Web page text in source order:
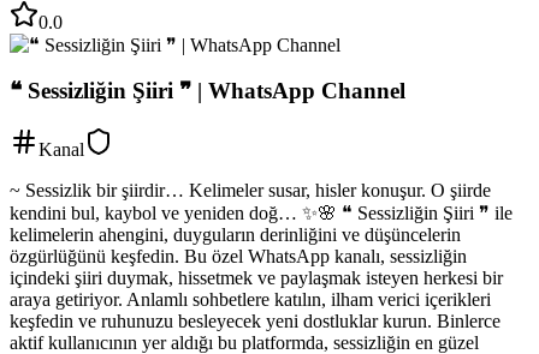
0.0
❝ Sessizliğin Şiiri ❞ | WhatsApp Channel
Kanal
~ Sessizlik bir şiirdir… Kelimeler susar, hisler konuşur. O şiirde
kendini bul, kaybol ve yeniden doğ… ✨️🌸 ❝ Sessizliğin Şiiri ❞ ile
kelimelerin ahengini, duyguların derinliğini ve düşüncelerin
özgürlüğünü keşfedin. Bu özel WhatsApp kanalı, sessizliğin
içindeki şiiri duymak, hissetmek ve paylaşmak isteyen herkesi bir
araya getiriyor. Anlamlı sohbetlere katılın, ilham verici içerikleri
keşfedin ve ruhunuzu besleyecek yeni dostluklar kurun. Binlerce
aktif kullanıcının yer aldığı bu platformda, sessizliğin en güzel